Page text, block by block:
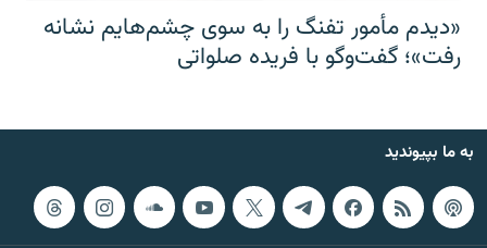
«دیدم مأمور تفنگ را به سوی چشم‌هایم نشانه
رفت»؛ گفت‌و‌گو با فریده صلواتی
به ما بپیوندید